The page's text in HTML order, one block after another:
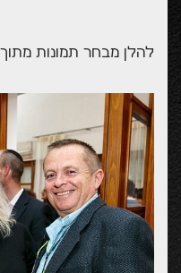
להלן מבחר תמונות